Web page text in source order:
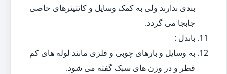
بندی ندارند ولی به کمک وسایل و کانتینرهای خاصی
جابجا می گردد.
باندل :
به وسایل و بارهای چوبی و فلزی مانند لوله های کم
قطر و در وزن های سبک گفته می شود.